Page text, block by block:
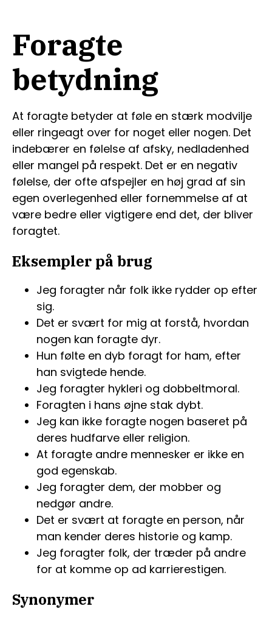
Foragte
betydning
At foragte betyder at føle en stærk modvilje
eller ringeagt over for noget eller nogen. Det
indebærer en følelse af afsky, nedladenhed
eller mangel på respekt. Det er en negativ
følelse, der ofte afspejler en høj grad af sin
egen overlegenhed eller fornemmelse af at
være bedre eller vigtigere end det, der bliver
foragtet.
Eksempler på brug
Jeg foragter når folk ikke rydder op efter
sig.
Det er svært for mig at forstå, hvordan
nogen kan foragte dyr.
Hun følte en dyb foragt for ham, efter
han svigtede hende.
Jeg foragter hykleri og dobbeltmoral.
Foragten i hans øjne stak dybt.
Jeg kan ikke foragte nogen baseret på
deres hudfarve eller religion.
At foragte andre mennesker er ikke en
god egenskab.
Jeg foragter dem, der mobber og
nedgør andre.
Det er svært at foragte en person, når
man kender deres historie og kamp.
Jeg foragter folk, der træder på andre
for at komme op ad karrierestigen.
Synonymer